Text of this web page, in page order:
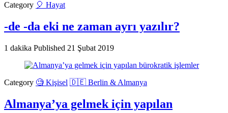
Category 🎈 Hayat
-de -da eki ne zaman ayrı yazılır?
1 dakika Published 21 Şubat 2019
Category 🧐 Kişisel 🇩🇪 Berlin & Almanya
Almanya’ya gelmek için yapılan